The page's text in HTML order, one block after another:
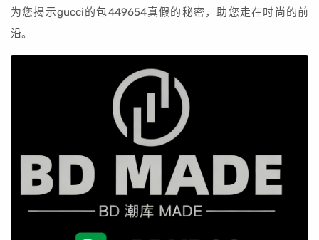
为您揭示gucci的包449654真假的秘密，助您走在时尚的前
沿。